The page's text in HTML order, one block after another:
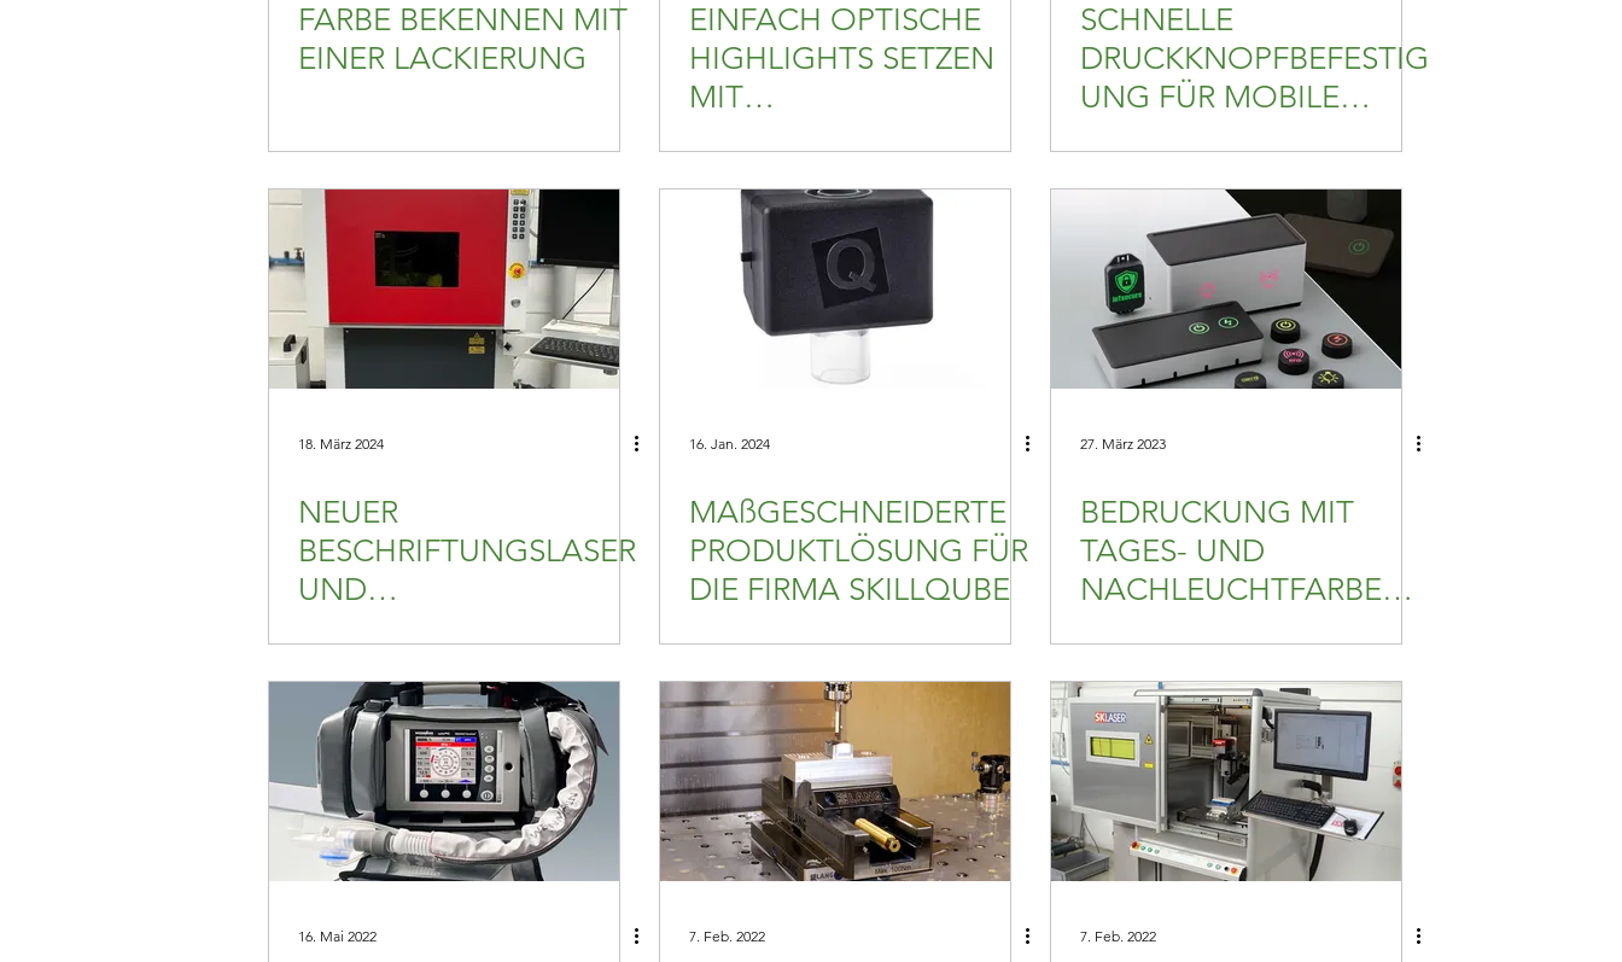
FARBE BEKENNEN MIT
EINER LACKIERUNG
EINFACH OPTISCHE
HIGHLIGHTS SETZEN
MIT
SCHNELLE
DRUCKKNOPFBEFESTIG
UNG FÜR MOBILE
18. März 2024
NEUER
BESCHRIFTUNGSLASER
UND
16. Jan. 2024
MAßGESCHNEIDERTE
PRODUKTLÖSUNG FÜR
DIE FIRMA SKILLQUBE
27. März 2023
BEDRUCKUNG MIT
TAGES- UND
NACHLEUCHTFARBEN:
16. Mai 2022 7. Feb. 2022 7. Feb. 2022